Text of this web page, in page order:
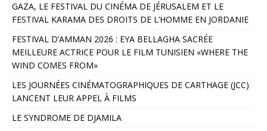
GAZA, LE FESTIVAL DU CINÉMA DE JÉRUSALEM ET LE
FESTIVAL KARAMA DES DROITS DE L’HOMME EN JORDANIE
FESTIVAL D’AMMAN 2026 : EYA BELLAGHA SACRÉE
MEILLEURE ACTRICE POUR LE FILM TUNISIEN «WHERE THE
WIND COMES FROM»
LES JOURNÉES CINÉMATOGRAPHIQUES DE CARTHAGE (JCC)
LANCENT LEUR APPEL À FILMS
LE SYNDROME DE DJAMILA